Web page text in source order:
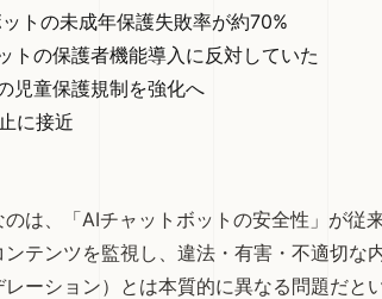
トの未成年保護失敗率が約70%
トの保護者機能導入に反対していた
児童保護規制を強化へ
に接近
は、「AIチャットボットの安全性」が従
テンツを監視し、違法・有害・不適切な
ーション）とは本質的に異なる問題だと